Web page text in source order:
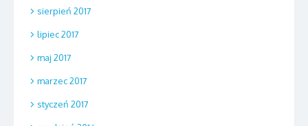
sierpień 2017
lipiec 2017
maj 2017
marzec 2017
styczeń 2017